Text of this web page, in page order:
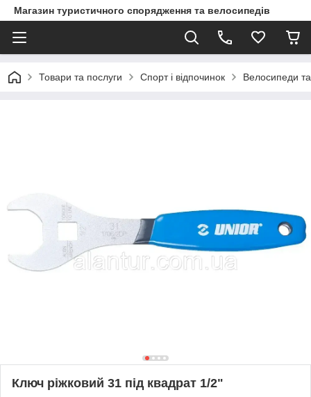
Магазин туристичного спорядження та велосипедів
Товари та послуги Спорт і відпочинок Велосипеди
Ключ ріжковий 31 під квадрат 1/2"